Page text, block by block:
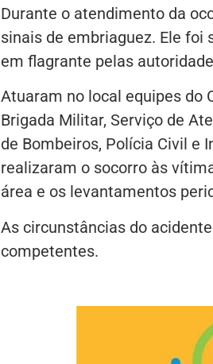
Durante o atendimento da
sinais de embriaguez. Ele
em flagrante pelas
Atuaram no local equipes do
Brigada Militar, Serviço de
de Bombeiros, Polícia Civil e
realizaram o socorro às
área e os levantamentos
As circunstâncias do
competentes.